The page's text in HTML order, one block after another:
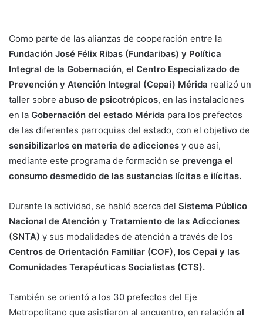
Como parte de las alianzas de cooperación entre la
Fundación José Félix Ribas (Fundaribas) y Política
Integral de la Gobernación, el Centro Especializado de
Prevención y Atención Integral (Cepai) Mérida realizó un
taller sobre abuso de psicotrópicos, en las instalaciones
en la Gobernación del estado Mérida para los prefectos
de las diferentes parroquias del estado, con el objetivo de
sensibilizarlos en materia de adicciones y que así,
mediante este programa de formación se prevenga el
consumo desmedido de las sustancias lícitas e ilícitas.
Durante la actividad, se habló acerca del Sistema Público
Nacional de Atención y Tratamiento de las Adicciones
(SNTA) y sus modalidades de atención a través de los
Centros de Orientación Familiar (COF), los Cepai y las
Comunidades Terapéuticas Socialistas (CTS).
También se orientó a los 30 prefectos del Eje
Metropolitano que asistieron al encuentro, en relación al